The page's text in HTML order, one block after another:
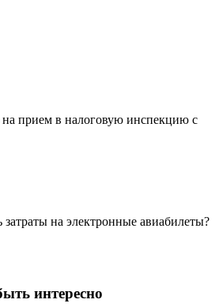
на прием в налоговую инспекцию с
на электронные авиабилеты?
интересно